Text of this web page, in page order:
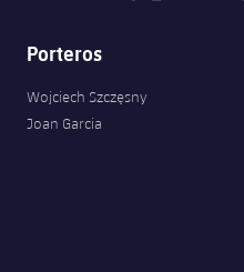
Porteros
Wojciech Szczęsny
Joan Garcia